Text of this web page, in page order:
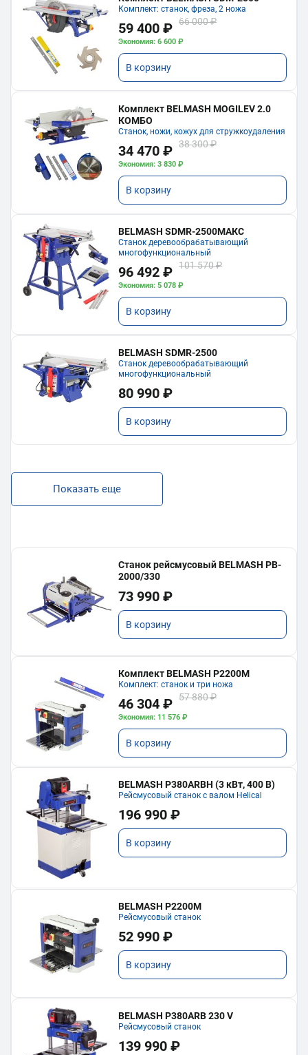
Комплект: станок, фреза, 2 ножа
59 400 ₽ 66 000 ₽
Экономия: 6 600 ₽
В корзину
Комплект BELMASH MOGILEV 2.0
КОМБО
Станок, ножи, кожух для стружкоудаления
34 470 ₽ 38 300 ₽
Экономия: 3 830 ₽
В корзину
BELMASH SDMR-2500МАКС
Станок деревообрабатывающий
многофункциональный
96 492 ₽ 101 570 ₽
Экономия: 5 078 ₽
В корзину
BELMASH SDMR-2500
Станок деревообрабатывающий
многофункциональный
80 990 ₽
В корзину
Показать еще
Станок рейсмусовый BELMASH PB-
2000/330
73 990 ₽
В корзину
Комплект BELMASH P2200M
Комплект: станок и три ножа
46 304 ₽ 57 880 ₽
Экономия: 11 576 ₽
В корзину
BELMASH P380ARBH (3 кВт, 400 В)
Рейсмусовый станок с валом Helical
196 990 ₽
В корзину
BELMASH P2200M
Рейсмусовый станок
52 990 ₽
В корзину
BELMASH P380ARB 230 V
Рейсмусовый станок
139 990 ₽